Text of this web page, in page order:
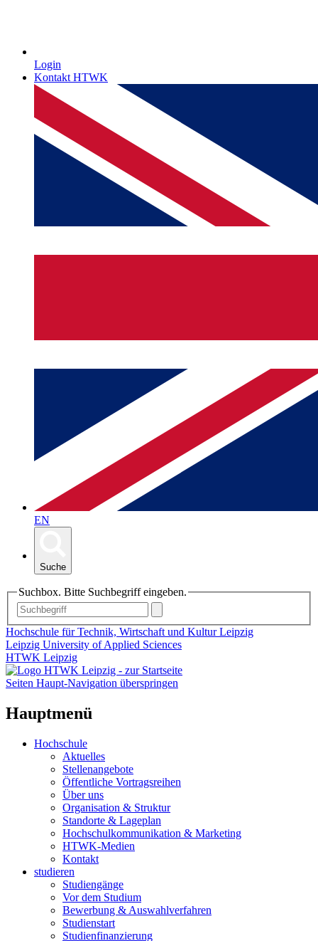
Login
Kontakt HTWK
EN
Suche
Suchbox. Bitte Suchbegriff eingeben.
Hochschule für Technik, Wirtschaft und Kultur Leipzig
Leipzig University of Applied Sciences
HTWK Leipzig
Seiten Haupt-Navigation überspringen
Hauptmenü
Hochschule
Aktuelles
Stellenangebote
Öffentliche Vortragsreihen
Über uns
Organisation & Struktur
Standorte & Lageplan
Hochschulkommunikation & Marketing
HTWK-Medien
Kontakt
studieren
Studiengänge
Vor dem Studium
Bewerbung & Auswahlverfahren
Studienstart
Studienfinanzierung